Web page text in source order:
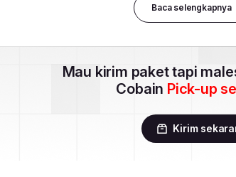
Baca selengkapnya
Mau kirim paket tapi
Cobain Pick-up
Kirim